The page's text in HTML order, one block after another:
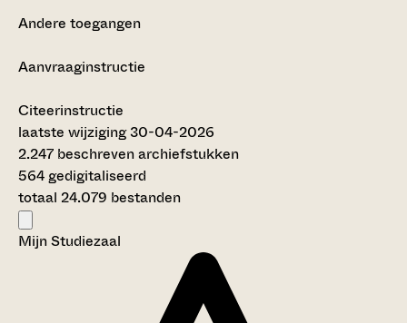
Andere toegangen
Aanvraaginstructie
Citeerinstructie
laatste wijziging 30-04-2026
2.247 beschreven archiefstukken
564 gedigitaliseerd
totaal 24.079 bestanden
Mijn Studiezaal